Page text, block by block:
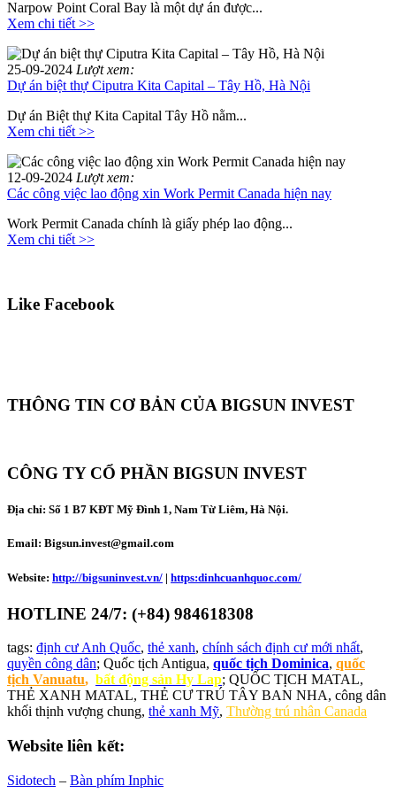
Narpow Point Coral Bay là một dự án được...
Xem chi tiết >>
25-09-2024 Lượt xem:
Dự án biệt thự Ciputra Kita Capital – Tây Hồ, Hà Nội
Dự án Biệt thự Kita Capital Tây Hồ nằm...
Xem chi tiết >>
12-09-2024 Lượt xem:
Các công việc lao động xin Work Permit Canada hiện nay
Work Permit Canada chính là giấy phép lao động...
Xem chi tiết >>
Like Facebook
THÔNG TIN CƠ BẢN CỦA BIGSUN INVEST
CÔNG TY CỔ PHẦN BIGSUN INVEST
Địa chỉ: Số 1 B7 KĐT Mỹ Đình 1, Nam Từ Liêm, Hà Nội.
Email: Bigsun.invest@gmail.com
Website: http://bigsuninvest.vn/ | https:dinhcuanhquoc.com/
HOTLINE 24/7: (+84) 984618308
tags: định cư Anh Quốc, thẻ xanh, chính sách định cư mới nhất,
quyền công dân; Quốc tịch Antigua, quốc tịch Dominica, quốc
tịch Vanuatu, bất động sản Hy Lap; QUỐC TỊCH MATAL,
THẺ XANH MATAL, THẺ CƯ TRÚ TÂY BAN NHA, công dân
khối thịnh vượng chung, thẻ xanh Mỹ, Thường trú nhân Canada
Website liên kết:
Sidotech – Bàn phím Inphic